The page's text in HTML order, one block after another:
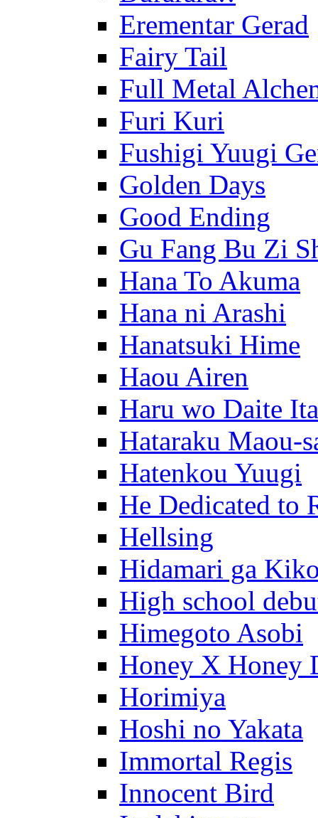
Erementar Gerad
Fairy Tail
Full Metal
Furi Kuri
Fushigi Yuugi
Golden Days
Good Ending
Gu Fang Bu Zi
Hana To Akuma
Hana ni Arashi
Hanatsuki Hime
Haou Airen
Haru wo Daite Ita
Hataraku Maou-
Hatenkou Yuugi
He Dedicated to
Hellsing
Hidamari ga
High school
Himegoto Asobi
Honey X Honey
Horimiya
Hoshi no Yakata
Immortal Regis
Innocent Bird